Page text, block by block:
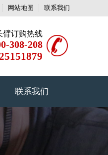
网站地图 联系我们
臂订购热线
308-208
联系我们